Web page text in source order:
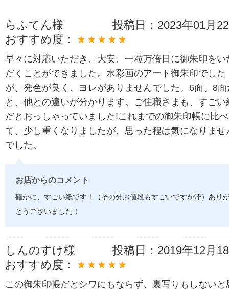
らふてん様 投稿日： 2023年01月
おすすめ度：
早々に対応いただき、大安、一粒万倍日に御朱印をい
だくことができました。水彩画のアート御朱印でした
が、発色が良く、ヨレがありませんでした。6面、8面
と、他との違いが分かります。ご住職さまも、すごい
だとおっしゃっていました!これまでの御朱印帳に比べ
て、少し重くなりましたが、思った程は気になりませ
でした。
お店からのコメント
確かに、すごい紙です！（その分お値段もすごいですが汗）あり
とうございました！
しんのすけ様 投稿日： 2019年12月
おすすめ度：
この御朱印帳だとシワにもならず、裏写りもしないと